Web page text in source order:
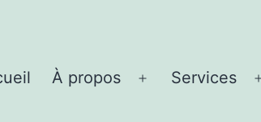
À propos
Ouvrir
Services